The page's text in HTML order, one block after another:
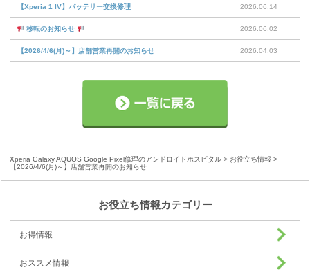
【Xperia 1 IV】バッテリー交換修理 2026.06.14
移転のお知らせ 2026.06.02
【2026/4/6(月)～】店舗営業再開のお知らせ 2026.04.03
Xperia Galaxy AQUOS Google Pixel修理のアンドロイドホスピタル > お役立ち情報 >
【2026/4/6(月)～】店舗営業再開のお知らせ
お役立ち情報カテゴリー
お得情報
おススメ情報